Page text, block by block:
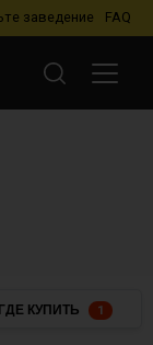
заведение FAQ
ГДЕ КУПИТЬ 1